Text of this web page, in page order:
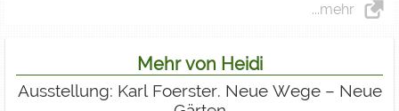
...mehr
Mehr von Heidi
Ausstellung: Karl Foerster. Neue Wege – Neue